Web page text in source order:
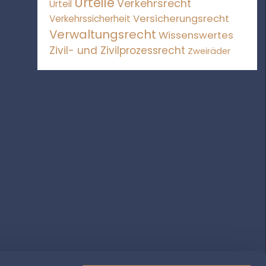
Urteil
Verkehrsrecht
Verkehrssicherheit Versicherungsrecht
Verwaltungsrecht Wissenswertes
Zivil- und Zivilprozessrecht Zweiräder